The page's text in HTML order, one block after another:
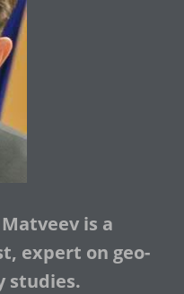
is a
expert on geo-
studies.